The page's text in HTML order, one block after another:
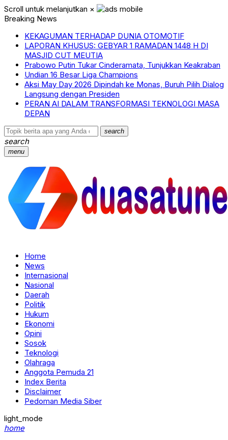
Scroll untuk melanjutkan ×
Breaking News
KEKAGUMAN TERHADAP DUNIA OTOMOTIF
LAPORAN KHUSUS: GEBYAR 1 RAMADAN 1448 H DI
MASJID CUT MEUTIA
Prabowo Putin Tukar Cinderamata, Tunjukkan Keakraban
Undian 16 Besar Liga Champions
Aksi May Day 2026 Dipindah ke Monas, Buruh Pilih Dialog
Langsung dengan Presiden
PERAN AI DALAM TRANSFORMASI TEKNOLOGI MASA
DEPAN
search
search
menu
Home
News
Internasional
Nasional
Daerah
Politik
Hukum
Ekonomi
Opini
Sosok
Teknologi
Olahraga
Anggota Pemuda 21
Index Berita
Disclaimer
Pedoman Media Siber
light_mode
home